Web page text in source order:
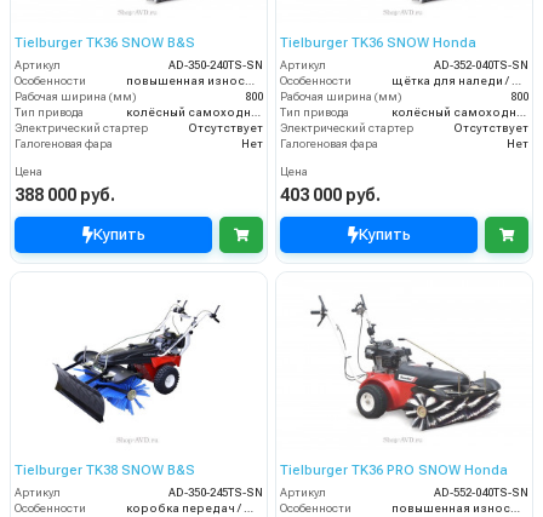
Tielburger TK36 SNOW B&S
Артикул
AD-350-240TS-SN
Особенности
Рабочая ширина (мм)
800
Тип привода
Электрический стартер
Отсутствует
Галогеновая фара
Нет
Цена
388 000 руб.
Купить
Tielburger TK36 SNOW Honda
Артикул
AD-352-040TS-SN
Особенности
Рабочая ширина (мм)
800
Тип привода
Электрический стартер
Отсутствует
Галогеновая фара
Нет
Цена
403 000 руб.
Купить
Tielburger TK38 SNOW B&S
Артикул
AD-350-245TS-SN
Особенности
коробка передач / щётка для наледи / нож-отвал для снега / цепи на колёса
Tielburger TK36 PRO SNOW Honda
Артикул
AD-552-040TS-SN
Особенности
повышенная износостойкость / щётка для наледи / нож-отвал для снега / цепи на колёса